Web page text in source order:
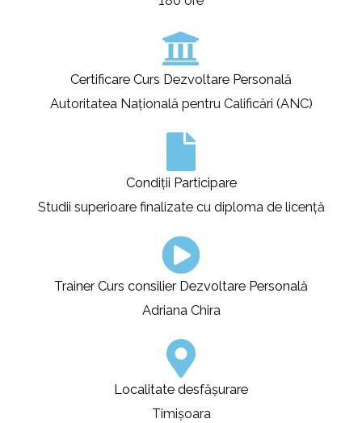
Certificare Curs Dezvoltare Personală
Autoritatea Națională pentru Calificări (ANC)
Condiții Participare
Studii superioare finalizate cu diploma de licență
Trainer Curs consilier Dezvoltare Personală
Adriana Chira
Localitate desfășurare
Timișoara